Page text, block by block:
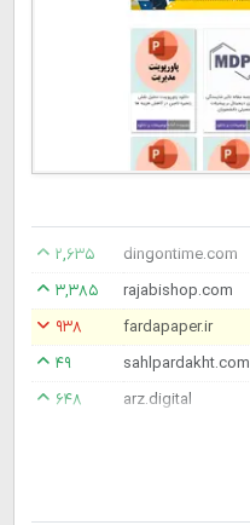
dingontime.com
۲,۶۳۵
rajabishop.com
۳,۳۸۵
fardapaper.ir
۹۳۸
sahlpardakht.com
۴۹
arz.digital ۶۴۸